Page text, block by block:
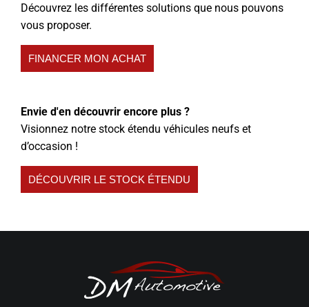
Découvrez les différentes solutions que nous pouvons
vous proposer.
FINANCER MON ACHAT
Envie d'en découvrir encore plus ?
Visionnez notre stock étendu véhicules neufs et
d’occasion !
DÉCOUVRIR LE STOCK ÉTENDU